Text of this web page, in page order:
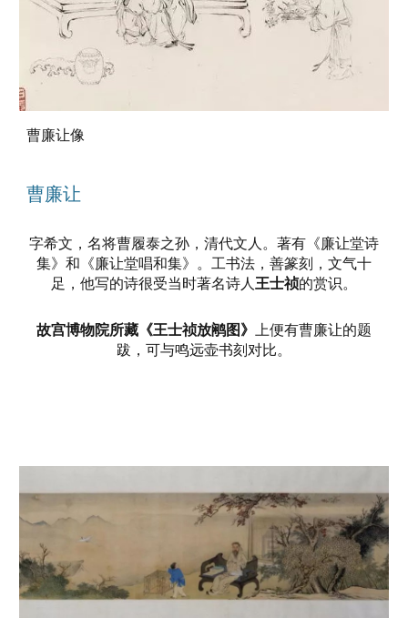
曹廉让像
曹廉让
字希文，名将曹履泰之孙，清代文人。著有《廉让堂诗
集》和《廉让堂唱和集》。工书法，善篆刻，文气十
足，他写的诗很受当时著名诗人 王士祯的赏识。
故宫博物院所藏《王士祯放鹇图》
上便有曹廉让的题
跋，可与鸣远壶书刻对比。